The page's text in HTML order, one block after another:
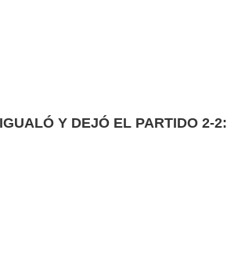
Y DEJÓ EL PARTIDO 2-2: